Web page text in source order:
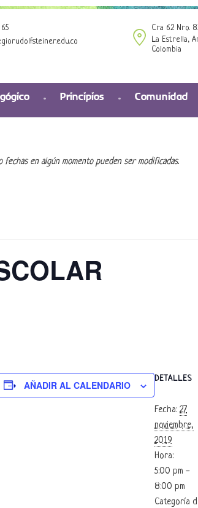
Cra 62 Nro.
La Estrella,
Colombia
Principios Comunidad
fechas en algún momento pueden ser modificadas.
AÑADIR AL CALENDARIO
DETALLES
Fecha: 27
noviembre,
2019
Hora:
5:00 pm -
8:00 pm
Categoría